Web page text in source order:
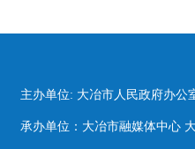
主办单位: 大冶市人民政府办公
承办单位：大冶市融媒体中心